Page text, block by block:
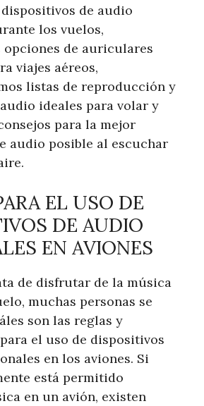
de audio
los vuelos,
opciones de auriculares
viajes aéreos,
listas de reproducción y
ideales para volar y
para la mejor
audio posible al escuchar
EL USO DE
DE AUDIO
EN AVIONES
de disfrutar de la música
muchas personas se
son las reglas y
el uso de dispositivos
en los aviones. Si
está permitido
en un avión, existen